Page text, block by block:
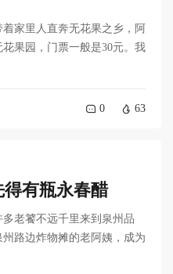
家里人直奔无花果之乡，阿
果园，门票一般是30元。我
0 63
有瓶永春醋
老饕不远千里来到泉州品
路边炸物摊的老阿姨，成为